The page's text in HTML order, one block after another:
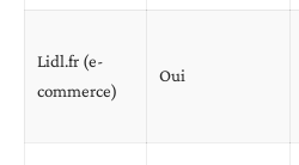
Lidl.fr (e-
commerce)
Oui